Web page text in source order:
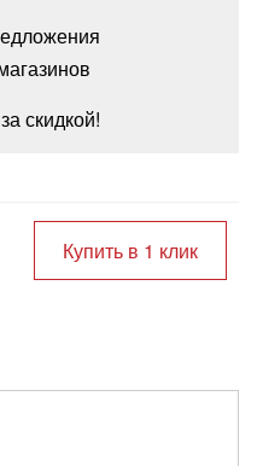
скидкой!
Купить в 1 клик